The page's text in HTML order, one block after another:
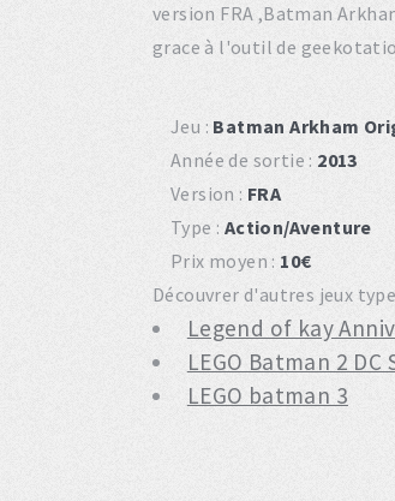
version FRA ,Batman
grace à l'outil de
Jeu : Batman Arkham
Année de sortie : 2013
Version : FRA
Type : Action/Aventure
Prix moyen : 10€
Découvrer d'autres jeux
Legend of kay
LEGO Batman 2 DC
LEGO batman 3